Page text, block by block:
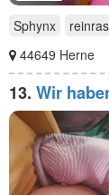
Sphynx
44649 Herne
13. Wir
/1 Brusch